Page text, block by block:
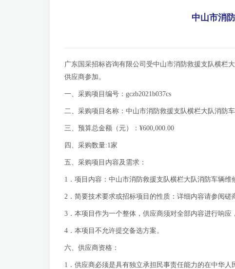
中山市消
广东国采招标咨询有限公司受中山市消防救援支队横栏
供应商参加。
一、采购项目编号：gczb2021b037cs
二、采购项目名称：中山市消防救援支队横栏大队消防
三、预算总金额（元）：¥600,000.00
四、采购数量:1家
五、采购项目内容及需求：
1．项目内容：中山市消防救援支队横栏大队消防车辆维
2．简要技术要求或招标项目的性质：详细内容请参阅磋
3．本项目作为一个整体，供应商须对全部内容进行响应
4．本项目不允许提交备选方案。
六、供应商资格：
1．供应商必须是具有独立承担民事责任能力的在中华人